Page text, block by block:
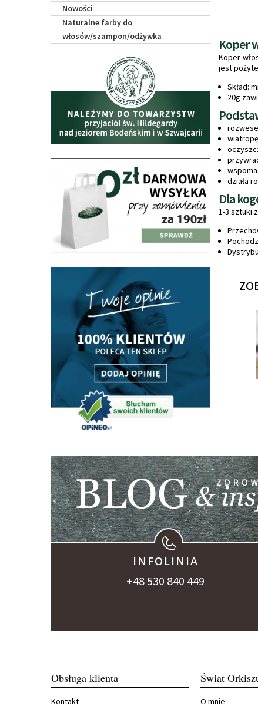
Nowości
Naturalne farby do
włosów/szampon/odżywka
Koper
Koper
jest
Skład:
20g
działa
Dla
1-3 sztuki
INFOLINIA
+48 530 840 449
Obsługa klienta
Kontakt
Świat
O mnie